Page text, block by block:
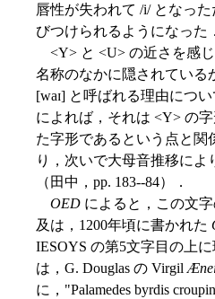
唇性が失われて /i/ となっ
びつけられるようになった．
<Y> と <U> の近さを感じ
名称のなかに隠されている
[waɪ] と呼ばれる理由につ
によれば，それは <Y> の
た字形であるという点と関
り，次いで大母音推移によ
（田中，pp. 183--84）．
OED によると，この文
及は，1200年頃に書かれた
IESOYS の第5文字目の上
は，G. Douglas の Virgil
に，"Palamedes byrdis